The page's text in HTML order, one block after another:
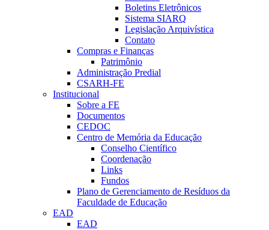
Boletins Eletrônicos
Sistema SIARQ
Legislação Arquivística
Contato
Compras e Finanças
Patrimônio
Administração Predial
CSARH-FE
Institucional
Sobre a FE
Documentos
CEDOC
Centro de Memória da Educação
Conselho Científico
Coordenação
Links
Fundos
Plano de Gerenciamento de Resíduos da
Faculdade de Educação
EAD
EAD